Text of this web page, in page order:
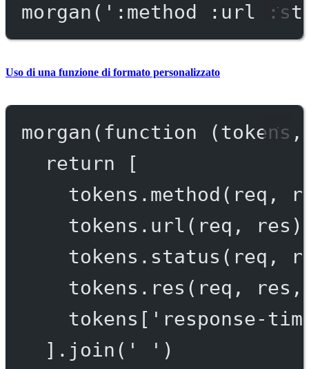
morgan ( ':method :url
Uso di una funzione di formato personalizzato
morgan ( function (tokens
return [
tokens. method (req,
tokens. url (req,
tokens. status (req,
tokens. res (req,
tokens[ 'response-
]. join ( ' ' )